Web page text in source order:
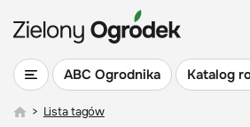
ABC Ogrodnika Katalog
> Lista tagów